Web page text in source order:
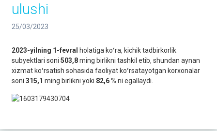
ulushi
25/03/2023
2023-yilning 1-fevral
holatiga koʻra, kichik tadbirkorlik
subyektlari soni 503,8ming birlikni tashkil etib, shundan aynan
xizmat koʻrsatish sohasida faoliyat koʻrsatayotgan korxonalar
soni 315,1 ming birlikni yoki 82,6% ni egallaydi.